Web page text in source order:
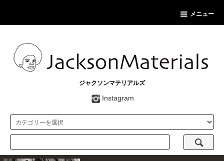
メニュー
ジャクソンマテリアルズ
Instagram